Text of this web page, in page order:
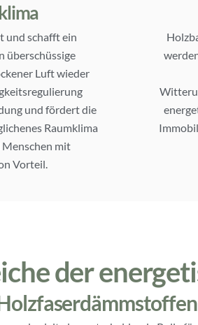
und schafft ein
überschüssige
Luft wieder
und fördert die
Raumklima
mit
Vorteil.
der